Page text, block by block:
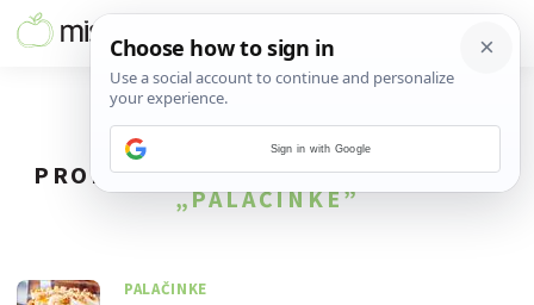
PRONAĐENO50REZULTATA ZA TAG
„PALAČINKE”
PALAČINKE
Sign in with Google